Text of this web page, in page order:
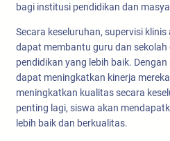
bagi institusi pendidikan dan
Secara keseluruhan, supervisi
dapat membantu guru dan
pendidikan yang lebih baik.
dapat meningkatkan kinerja
meningkatkan kualitas secara
penting lagi, siswa akan
lebih baik dan berkualitas.